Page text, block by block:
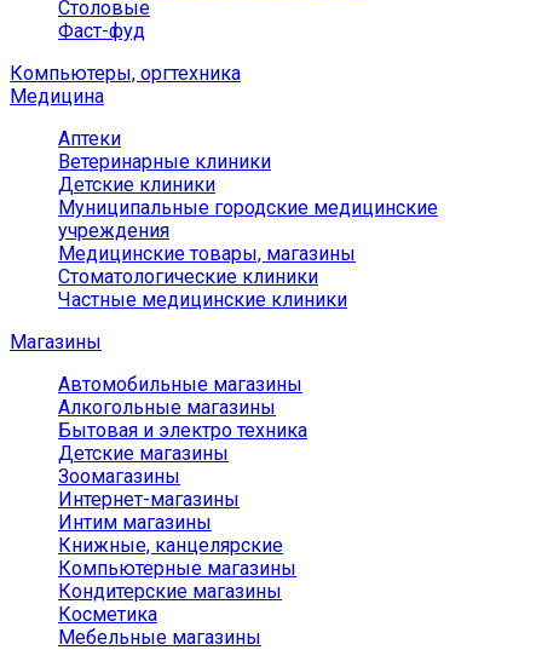
Столовые
Фаст-фуд
Компьютеры, оргтехника
Медицина
Аптеки
Ветеринарные клиники
Детские клиники
Муниципальные городские медицинские
учреждения
Медицинские товары, магазины
Стоматологические клиники
Частные медицинские клиники
Магазины
Автомобильные магазины
Алкогольные магазины
Бытовая и электро техника
Детские магазины
Зоомагазины
Интернет-магазины
Интим магазины
Книжные, канцелярские
Компьютерные магазины
Кондитерские магазины
Косметика
Мебельные магазины